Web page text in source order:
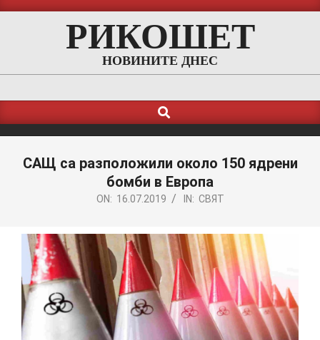
Skip
РИКОШЕТ
НОВИНИТЕ ДНЕС
Navigation
Search
САЩ са разположили около 150 ядрени
бомби в Европа
ON: 16.07.2019 IN: СВЯТ